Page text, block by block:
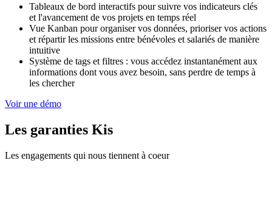
Tableaux de bord interactifs pour suivre vos indicateurs clés
et l'avancement de vos projets en temps réel
Vue Kanban pour organiser vos données, prioriser vos actions
et répartir les missions entre bénévoles et salariés de manière
intuitive
Système de tags et filtres : vous accédez instantanément aux
informations dont vous avez besoin, sans perdre de temps à
les chercher
Voir une démo
Les garanties Kis
Les engagements qui nous tiennent à coeur